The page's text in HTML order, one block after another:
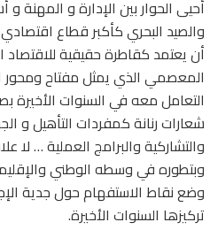
أحيى الحوار بين الإدارة و المهنة
والصيد البحري كأكبر قطاع
أن يعتمد كقاطرة حقيقية
المعصمي الذي يمثل مفتاح ومحور
التعامل معه في السنوات
شعارات رنانة كمفردات التأهيل و
والتشاركية والبرامج العملية …
وبتطوره في وسطه الوطني
وضع نقاط الاستفهام حول جدية
تركيزها السنوات الأخيرة.